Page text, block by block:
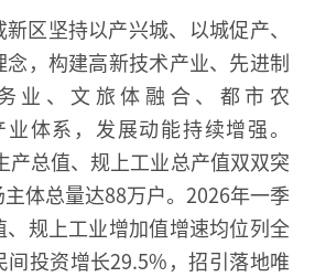
区坚持以产兴城、以城促产、
，构建高新技术产业、先进制
业、文旅体融合、都市农
体系，发展动能持续增强。
产总值、规上工业总产值双双突
体总量达88万户。2026年一季
规上工业增加值增速均位列全
间投资增长29.5%，招引落地唯